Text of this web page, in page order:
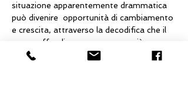
situazione apparentemente drammatica
può divenire  opportunità di cambiamento
e crescita, attraverso la decodifica che il
corpo offre di una conoscenza più
profonda di se stessi!